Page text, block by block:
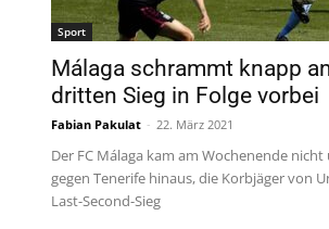
Sport
Málaga schrammt knapp
dritten Sieg in Folge vorbei
Fabian Pakulat - 22. März 2021
Der FC Málaga kam am Wochenende nicht
gegen Tenerife hinaus, die Korbjäger von
Last-Second-Sieg